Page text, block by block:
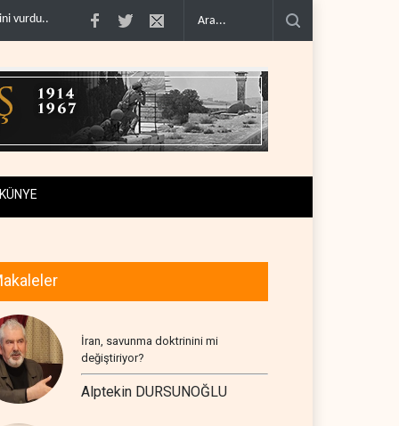
Hürmüz ve Babülmendep boğazlarında gemi trafiği durağ..
KÜNYE
İran, savunma doktrinini mi
değiştiriyor?
Alptekin DURSUNOĞLU